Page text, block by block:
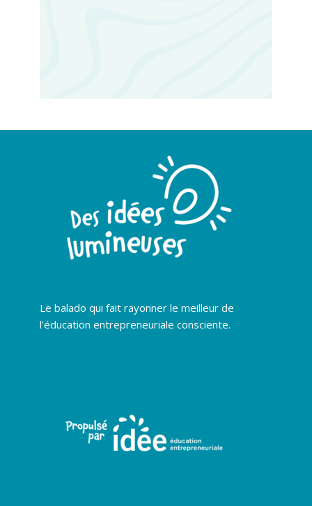
Le balado qui fait rayonner le meilleur de
l’éducation entrepreneuriale consciente.